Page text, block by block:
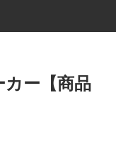
カー【商品